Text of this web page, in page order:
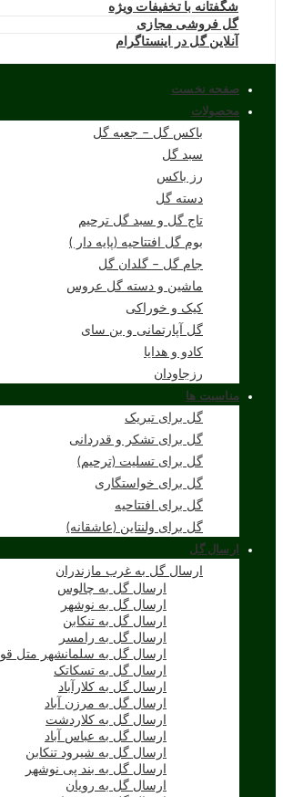
شگفتانه با تخفیفات ویژه
گل فروشی مجازی
آنلاین گل در اینستاگرام
صفحه نخست
محصولات
باکس گل – جعبه گل
سبد گل
رز باکس
دسته گل
تاج گل و سبد گل ترحیم
بوم گل افتتاحیه (پایه دار )
جام گل – گلدان گل
ماشین و دسته گل عروس
کیک و خوراکی
گل آپارتمانی و بن سای
کادو و هدایا
رزجاودان
مناسبت ها
گل برای تبریک
گل برای تشکر و قدردانی
گل برای تسلیت (ترحیم)
گل برای خواستگاری
گل برای افتتاحیه
گل برای ولنتاین (عاشقانه)
ارسال گل
ارسال گل به غرب مازندران
ارسال گل به چالوس
ارسال گل به نوشهر
ارسال گل به تنکابن
ارسال گل به رامسر
ارسال گل به سلمانشهر متل قو
ارسال گل به تسکاتک
ارسال گل به کلارآباد
ارسال گل به مرزن آباد
ارسال گل به کلاردشت
ارسال گل به عباس آباد
ارسال گل به شیرود تنکابن
ارسال گل به بند پی نوشهر
ارسال گل به رویان